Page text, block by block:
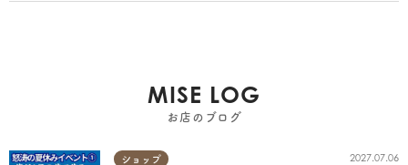
MISE LOG
お店のブログ
ショップ 2027.07.06